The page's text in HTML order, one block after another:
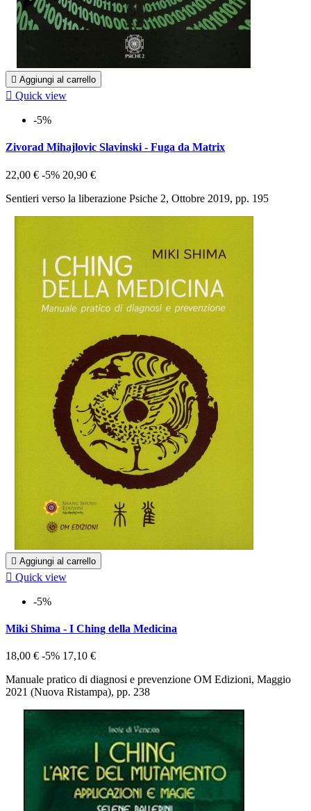
 Aggiungi al carrello
 Quick view
-5%
Zivorad Mihajlovic Slavinski - Fuga da Matrix
22,00 € -5% 20,90 €
Sentieri verso la liberazione Psiche 2, Ottobre 2019, pp. 195
 Aggiungi al carrello
 Quick view
-5%
Miki Shima - I Ching della Medicina
18,00 € -5% 17,10 €
Manuale pratico di diagnosi e prevenzione OM Edizioni, Maggio
2021 (Nuova Ristampa), pp. 238